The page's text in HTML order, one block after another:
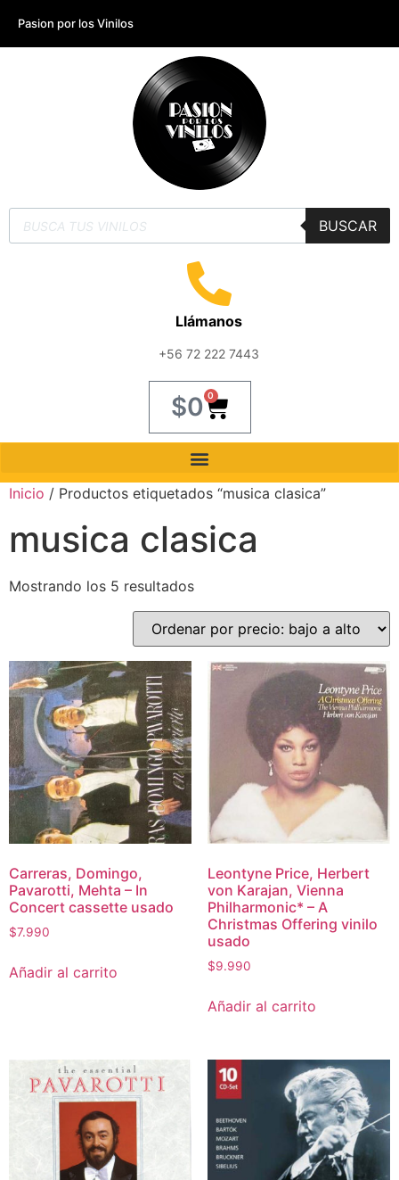
Pasion por los Vinilos
BUSCAR
Llámanos
+56 72 222 7443
$0 0
Inicio / Productos etiquetados “musica clasica”
musica clasica
Mostrando los 5 resultados
Carreras, Domingo,
Pavarotti, Mehta – In
Concert cassette usado
$7.990
Añadir al carrito
Leontyne Price, Herbert
von Karajan, Vienna
Philharmonic* – A
Christmas Offering vinilo
usado
$9.990
Añadir al carrito